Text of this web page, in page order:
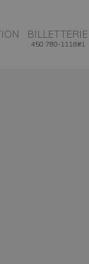
BILLETTERIE